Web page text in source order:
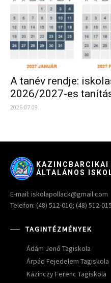
A tanév rendje:
2026/2027-es
2026.07.09.
ÁLTALÁNOS
E-mail: iskolapollack@gmail.com
Telefon: (48) 512-016; (48) 512-015
TAGINTÉZMÉNYEK
Ádám Jenő Tagiskola
Árpád Fejedelem Tagiskola
Kazinczy Ferenc Tagiskola